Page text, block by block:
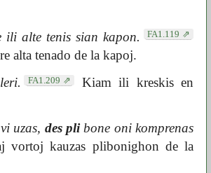
ili alte tenis sian kapon. FA1.119
alta tenado de la kapoj.
FA1.209
Kiam ili kreskis en
uzas, des plibone oni komprenas
vortoj kauzas plibonighon de la